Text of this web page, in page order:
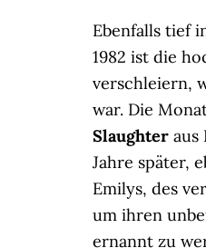
Ebenfalls tief
1982 ist die
verschleiern,
war. Die
Slaughter aus
Jahre später,
Emilys, des
um ihren
ernannt zu